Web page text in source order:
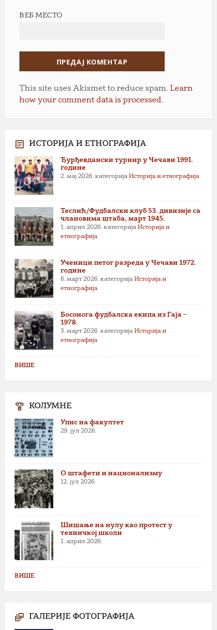
ВЕБ МЕСТО
This site uses Akismet to reduce spam. Learn
how your comment data is processed.
ИСТОРИЈА И ЕТНОГРАФИЈА
Ђурђевдански турнир у Чечави 1991.
године
2. мај 2026. категорија Историја и етнографија
Теслић/Фудбалски клуб 53. дивизије са
члановима штаба, март 1945.
1. април 2026. категорија Историја и
етнографија
Ученици петог разреда у Чечави 1972.
године
6. март 2026. категорија Историја и
етнографија
Босонога фудбалска екипа из Гаја –
1978.
3. март 2026. категорија Историја и
етнографија
ВИШЕ
КОЛУМНЕ
Упис на факултет
29. јул 2026.
О штафети и национализму
12. јул 2026.
Шишање на нулу као протест у
техничкој школи
1. април 2026.
ВИШЕ
ГАЛЕРИЈЕ ФОТОГРАФИЈА